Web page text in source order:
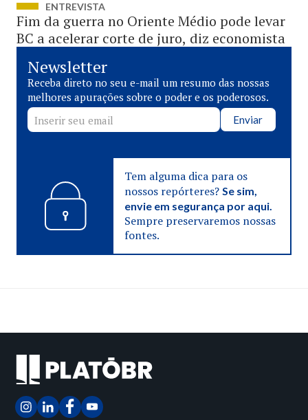
ENTREVISTA
Fim da guerra no Oriente Médio pode levar
BC a acelerar corte de juro, diz economista
Newsletter
Receba direto no seu e-mail um resumo das nossas
melhores apurações sobre o poder e os poderosos.
Enviar
Tem alguma dica para os
nossos repórteres? Se sim,
envie em segurança por aqui.
Sempre preservaremos nossas
fontes.